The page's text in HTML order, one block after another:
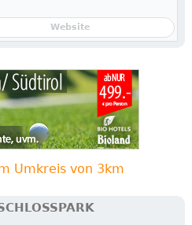
Website
Umkreis von 3km